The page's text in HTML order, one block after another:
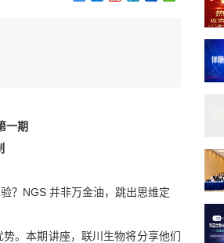
一期
？NGS 并非万金油，跳出思维定
。本期讲座，联川生物将分享他们